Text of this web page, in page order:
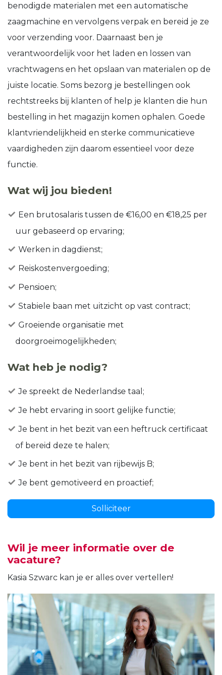
benodigde materialen met een automatische
zaagmachine en vervolgens verpak en bereid je ze
voor verzending voor. Daarnaast ben je
verantwoordelijk voor het laden en lossen van
vrachtwagens en het opslaan van materialen op de
juiste locatie. Soms bezorg je bestellingen ook
rechtstreeks bij klanten of help je klanten die hun
bestelling in het magazijn komen ophalen. Goede
klantvriendelijkheid en sterke communicatieve
vaardigheden zijn daarom essentieel voor deze
functie.
Wat wij jou bieden!
Een brutosalaris tussen de €16,00 en €18,25 per
uur gebaseerd op ervaring;
Werken in dagdienst;
Reiskostenvergoeding;
Pensioen;
Stabiele baan met uitzicht op vast contract;
Groeiende organisatie met
doorgroeimogelijkheden;
Wat heb je nodig?
Je spreekt de Nederlandse taal;
Je hebt ervaring in soort gelijke functie;
Je bent in het bezit van een heftruck certificaat
of bereid deze te halen;
Je bent in het bezit van rijbewijs B;
Je bent gemotiveerd en proactief;
Solliciteer
Wil je meer informatie over de
vacature?
Kasia Szwarc kan je er alles over vertellen!